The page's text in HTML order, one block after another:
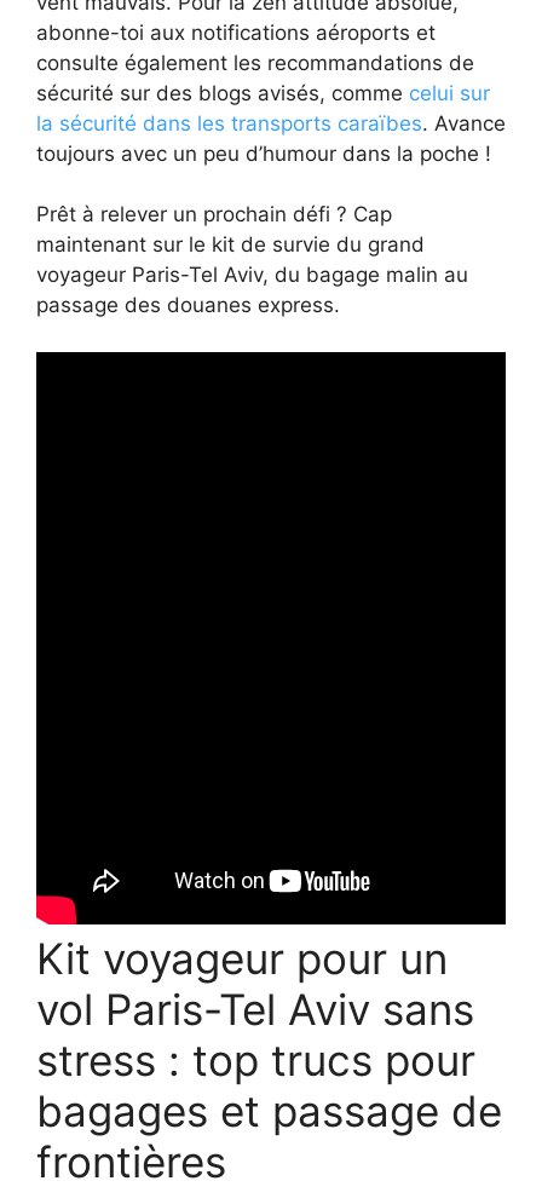
abonne-toi aux notifications aéroports et
consulte également les recommandations de
sécurité sur des blogs avisés, comme celui sur
la sécurité dans les transports caraïbes. Avance
toujours avec un peu d’humour dans la poche !
Prêt à relever un prochain défi ? Cap
maintenant sur le kit de survie du grand
voyageur Paris-Tel Aviv, du bagage malin au
passage des douanes express.
Kit voyageur pour un
vol Paris-Tel Aviv sans
stress : top trucs pour
bagages et passage de
frontières